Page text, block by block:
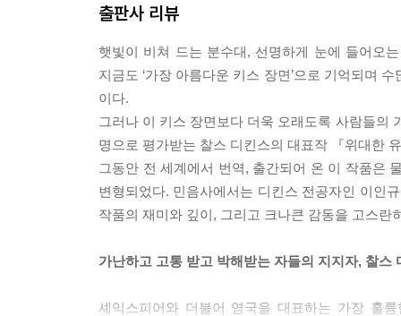
출판사 리뷰
햇빛이 비쳐 드는 분수대, 선명하게 눈에 들어오
지금도 ‘가장 아름다운 키스 장면’으로 기억되며
이다.
그러나 이 키스 장면보다 더욱 오래도록 사람들의
명으로 평가받는 찰스 디킨스의 대표작 『위대한
그동안 전 세계에서 번역, 출간되어 온 이 작품은
변형되었다. 민음사에서는 디킨스 전공자인 이인
작품의 재미와 깊이, 그리고 크나큰 감동을 고스란
가난하고 고통 받고 박해받는 자들의 지지자, 찰스
셰익스피어와 더불어 영국을 대표하는 가장 훌